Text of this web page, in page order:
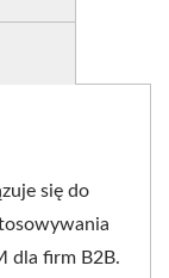
się do
dla firm B2B.